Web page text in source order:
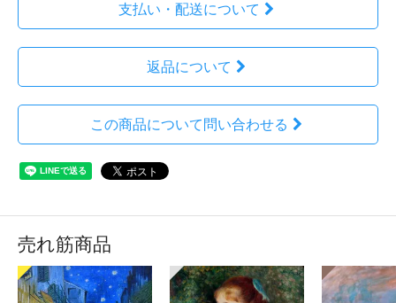
支払い・配送について
返品について
この商品について問い合わせる
売れ筋商品